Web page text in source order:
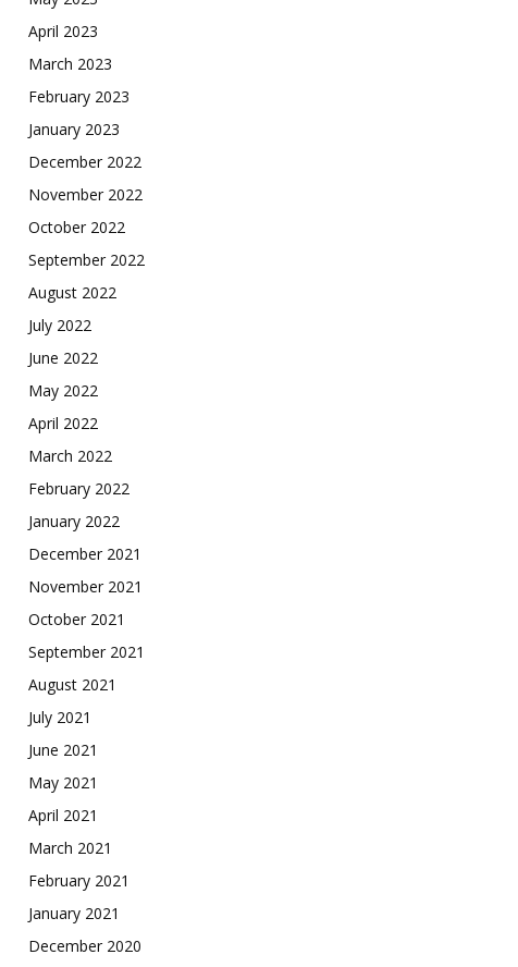
April 2023
March 2023
February 2023
January 2023
December 2022
November 2022
October 2022
September 2022
August 2022
July 2022
June 2022
May 2022
April 2022
March 2022
February 2022
January 2022
December 2021
November 2021
October 2021
September 2021
August 2021
July 2021
June 2021
May 2021
April 2021
March 2021
February 2021
January 2021
December 2020